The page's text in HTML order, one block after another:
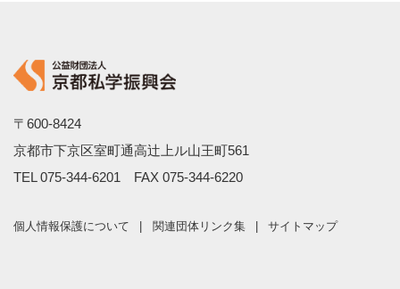
〒600-8424
京都市下京区室町通高辻上ル山王町561
TEL 075-344-6201 FAX 075-344-6220
個人情報保護について 関連団体リンク集 サイトマップ